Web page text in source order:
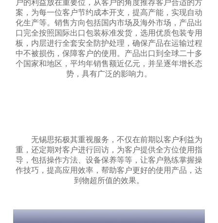
户的利益放在重要位，从客户的角度推荐客户合适的方
案，为每一位客户节约成本开支，提高产能，实现自动
化生产等。销售方向包括国内市场及海外市场，产品出
口完全按照国际出口包装标准发货，选用优质包装专用
板，内层进行全套安全防护处理，确保产品在运输过程
中不被损伤，保障客户的使用。产品出口到全球二十多
个国家和地区，平均年销售额近亿元，并呈逐年增长态
势，具有广泛的影响力。
无锡思拓极其重视服务，不仅在前期以客户利益为
重，还定期对客户进行回访，为客户提供全方位使用指
导，包括操作方法、设备保养等等，让客户熟练掌握操
作技巧，提高应用效率，帮助客户更好的使用产品，达
到物超所值的效果。